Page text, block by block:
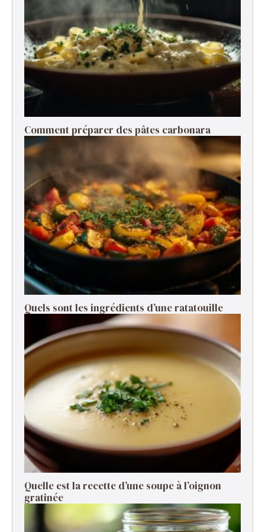
Comment préparer des pâtes carbonara ​
Quels sont les ingrédients d’une ratatouille ​
Quelle est la recette d’une soupe à l’oignon
gratinée ​